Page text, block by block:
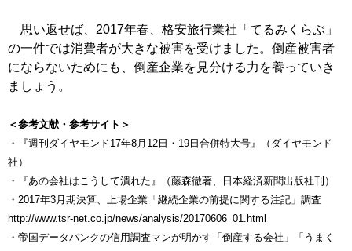
思い返せば、2017年春、格安旅行業社「てるみくらぶ」
の一件では消費者が大きな被害を受けました。倒産被害者
にならないためにも、倒産企業を見分ける力を養っていき
ましょう。
＜参考文献・参考サイト＞
・『週刊ダイヤモンド17年8月12日・19日合併特大号』（ダイヤモンド
社）
・『あの会社はこうして潰れた』（藤森徹著、日本経済新聞出版社刊）
・2017年3月期決算、上場企業「継続企業の前提に関する注記」調査
http://www.tsr-net.co.jp/news/analysis/20170606_01.html
・帝国データバンクの信用調査マンが明かす「倒産する会社」「うまく